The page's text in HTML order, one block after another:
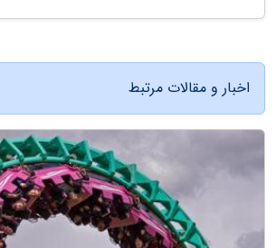
اخبار و مقالات مرتبط